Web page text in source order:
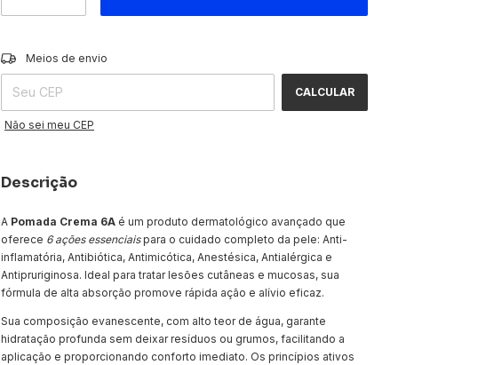
Entregas para o CEP:
Meios de envio
CALCULAR
Não sei meu CEP
Descrição
A Pomada Crema 6A é um produto dermatológico avançado que
oferece 6 ações essenciaispara o cuidado completo da pele: Anti-
inflamatória, Antibiótica, Antimicótica, Anestésica, Antialérgica e
Antipruriginosa. Ideal para tratar lesões cutâneas e mucosas, sua
fórmula de alta absorção promove rápida ação e alívio eficaz.
Sua composição evanescente, com alto teor de água, garante
hidratação profunda sem deixar resíduos ou grumos, facilitando a
aplicação e proporcionando conforto imediato. Os princípios ativos